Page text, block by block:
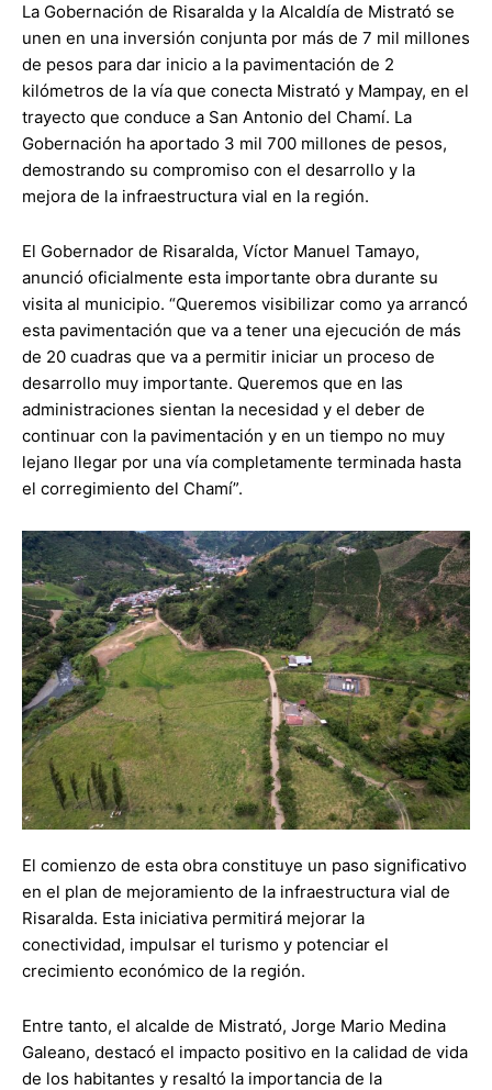
La Gobernación de Risaralda y la Alcaldía de Mistrató se
unen en una inversión conjunta por más de 7 mil millones
de pesos para dar inicio a la pavimentación de 2
kilómetros de la vía que conecta Mistrató y Mampay, en el
trayecto que conduce a San Antonio del Chamí. La
Gobernación ha aportado 3 mil 700 millones de pesos,
demostrando su compromiso con el desarrollo y la
mejora de la infraestructura vial en la región.
El Gobernador de Risaralda, Víctor Manuel Tamayo,
anunció oficialmente esta importante obra durante su
visita al municipio. “Queremos visibilizar como ya arrancó
esta pavimentación que va a tener una ejecución de más
de 20 cuadras que va a permitir iniciar un proceso de
desarrollo muy importante. Queremos que en las
administraciones sientan la necesidad y el deber de
continuar con la pavimentación y en un tiempo no muy
lejano llegar por una vía completamente terminada hasta
el corregimiento del Chamí”.
El comienzo de esta obra constituye un paso significativo
en el plan de mejoramiento de la infraestructura vial de
Risaralda. Esta iniciativa permitirá mejorar la
conectividad, impulsar el turismo y potenciar el
crecimiento económico de la región.
Entre tanto, el alcalde de Mistrató, Jorge Mario Medina
Galeano, destacó el impacto positivo en la calidad de vida
de los habitantes y resaltó la importancia de la